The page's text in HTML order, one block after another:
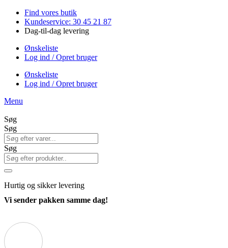
Videre
indhold
Find vores butik
Kundeservice: 30 45 21 87
Dag-til-dag levering
Ønskeliste
Log ind / Opret bruger
Ønskeliste
Log ind / Opret bruger
Menu
Søg
Søg
Søg
Hurtig og sikker levering
Vi sender pakken samme dag!